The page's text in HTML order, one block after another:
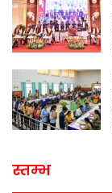
स्तम्भ